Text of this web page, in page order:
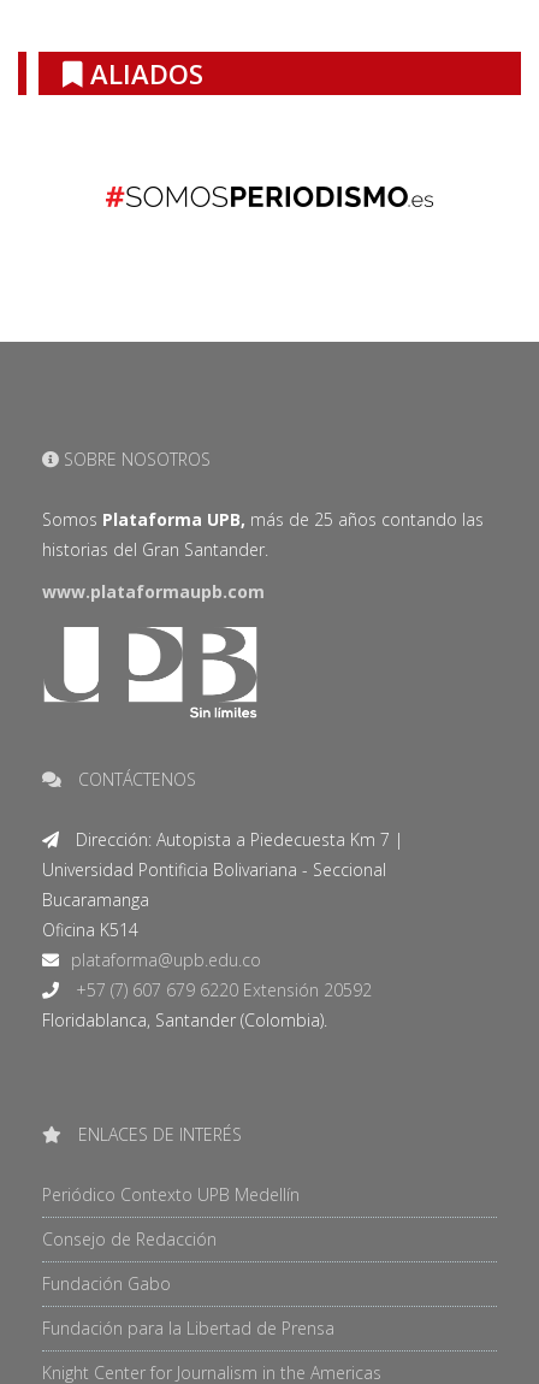
ALIADOS
SOBRE NOSOTROS
Somos Plataforma UPB, más de 25 años contando las
historias del Gran Santander.
www.plataformaupb.com
CONTÁCTENOS
Dirección: Autopista a Piedecuesta Km 7 |
Universidad Pontificia Bolivariana - Seccional
Bucaramanga
Oficina K514
+57 (7) 607 679 6220 Extensión 20592
Floridablanca, Santander (Colombia).
ENLACES DE INTERÉS
Periódico Contexto UPB Medellín
Consejo de Redacción
Fundación Gabo
Fundación para la Libertad de Prensa
Knight Center for Journalism in the Americas